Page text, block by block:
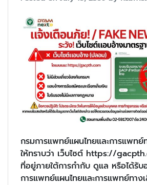
กรมการแพทย์แผนไทยและการแพท
ให้ทราบว่า เว็บไซต์ https://
ที่อยู่ภายใต้การกำกับ ดูแล หรือได้รั
การแพทย์แผนไทยและการแพทย์ทาง